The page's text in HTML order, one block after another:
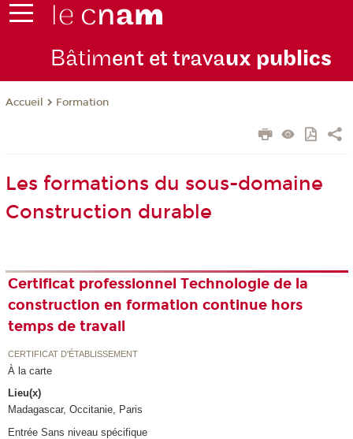
Bâtiment et travaux publics
Accueil Formation
Les formations du sous-domaine
Construction durable
Certificat professionnel Technologie de la
construction en formation continue hors
temps de travail
CERTIFICAT D'ÉTABLISSEMENT
À la carte
Lieu(x)
Madagascar, Occitanie, Paris
Entrée Sans niveau spécifique